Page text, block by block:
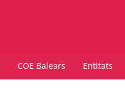
COE Balears Entitats